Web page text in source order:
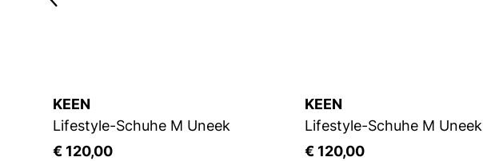
KEEN
Lifestyle-Schuhe M Uneek
€ 120,00
KEEN
Lifestyle-Schuhe M Uneek
€ 120,00